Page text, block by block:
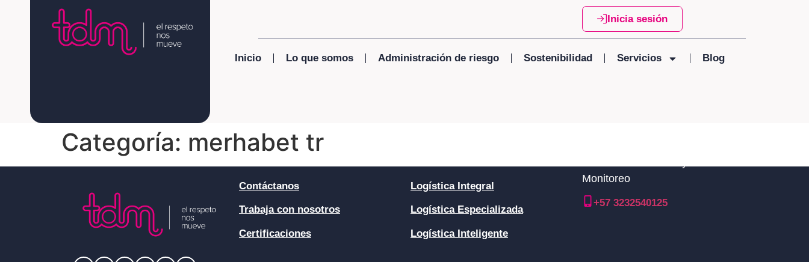
Inicia sesión
Inicio Lo que somos Administración de riesgo Sostenibilidad Servicios Blog
Categoría: merhabet tr
Contáctanos
Trabaja con nosotros
Certificaciones
Logística Integral
Logística Especializada
Logística Inteligente
Monitoreo
+57 3232540125